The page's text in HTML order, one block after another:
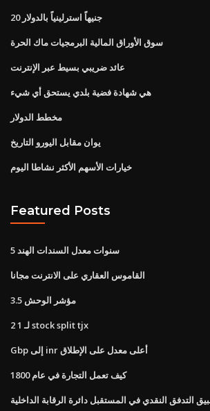
20 جنيهاً استرلينياً بالدولار
سوق الأوراق المالية البرمجيات ماك الحرة
عائد ضريبي بسيط عبر الإنترنت
هي شهادة فضية بلدي يستحق أي شيء
مخطط الدولار
يوان مقابل اليورو التاريخ
خيارات الأسهم الأكثر نشاطا اليوم
Featured Posts
5 سنوات معدل السندات الهند
القاموس العقاري على الانترنت مجانا
مؤشر الوحش 3.5
2 لـ 1 stock split tjx
Gbp إلى inr أعلى معدل على الإطلاق
كيف تعمل التجارة في عام 1800
التدفق النقدي في المستقبل دائرة الرقابة الداخلية